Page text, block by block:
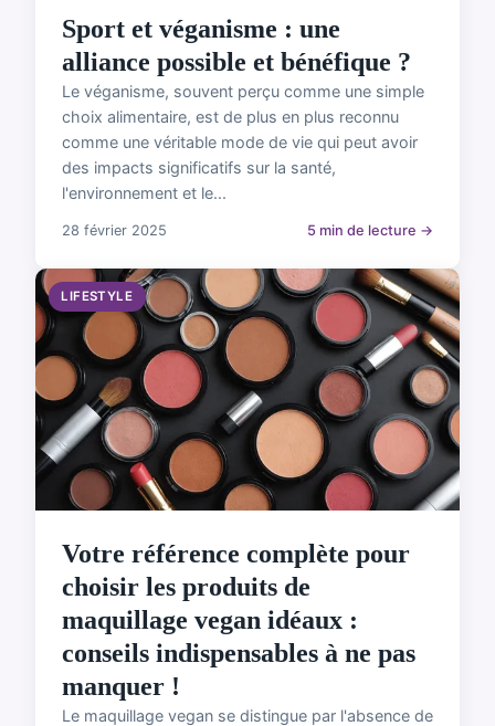
Sport et véganisme : une
alliance possible et bénéfique ?
Le véganisme, souvent perçu comme une simple
choix alimentaire, est de plus en plus reconnu
comme une véritable mode de vie qui peut avoir
des impacts significatifs sur la santé,
l'environnement et le...
28 février 2025 5 min de lecture →
LIFESTYLE
Votre référence complète pour
choisir les produits de
maquillage vegan idéaux :
conseils indispensables à ne pas
manquer !
Le maquillage vegan se distingue par l'absence de